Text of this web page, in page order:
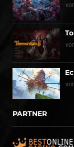
PARTNER